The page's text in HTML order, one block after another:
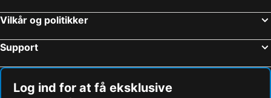
Vilkår og politikker
Support
Log ind for at få eksklusive